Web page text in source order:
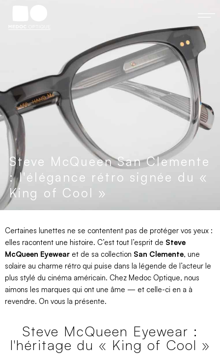
Steve McQueen San Clemente
: l'élégance rétro signée du «
King of Cool »
Certaines lunettes ne se contentent pas de protéger vos yeux :
elles racontent une histoire. C’est tout l’esprit de Steve
McQueen Eyewear et de sa collection San Clemente, une
solaire au charme rétro qui puise dans la légende de l’acteur le
plus stylé du cinéma américain. Chez Medoc Optique, nous
aimons les marques qui ont une âme — et celle-ci en a à
revendre. On vous la présente.
Steve McQueen Eyewear :
l'héritage du « King of Cool »